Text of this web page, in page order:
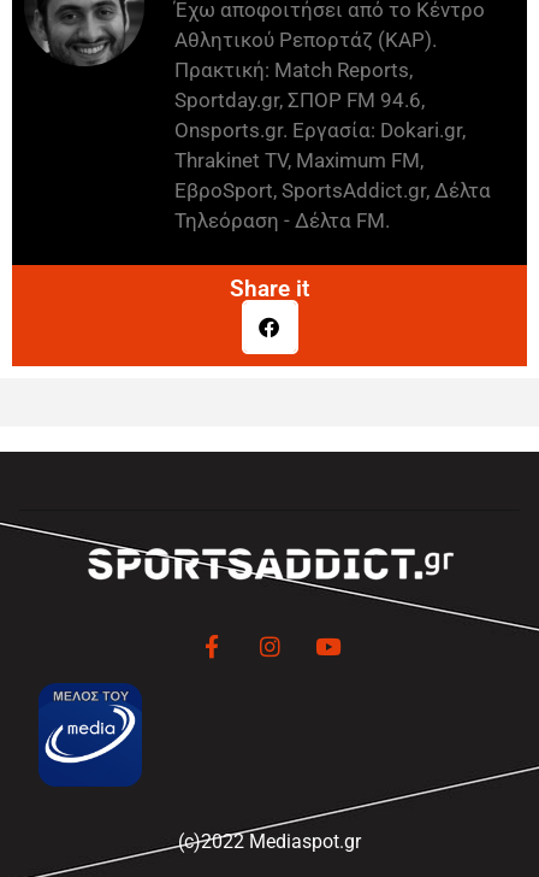
Έχω αποφοιτήσει από το Κέντρο
Αθλητικού Ρεπορτάζ (ΚΑΡ).
Πρακτική: Match Reports,
Sportday.gr, ΣΠΟΡ FM 94.6,
Onsports.gr. Εργασία: Dokari.gr,
Thrakinet TV, Maximum FM,
ΕβροSport, SportsAddict.gr, Δέλτα
Τηλεόραση - Δέλτα FM.
Share it
(c)2022 Mediaspot.gr